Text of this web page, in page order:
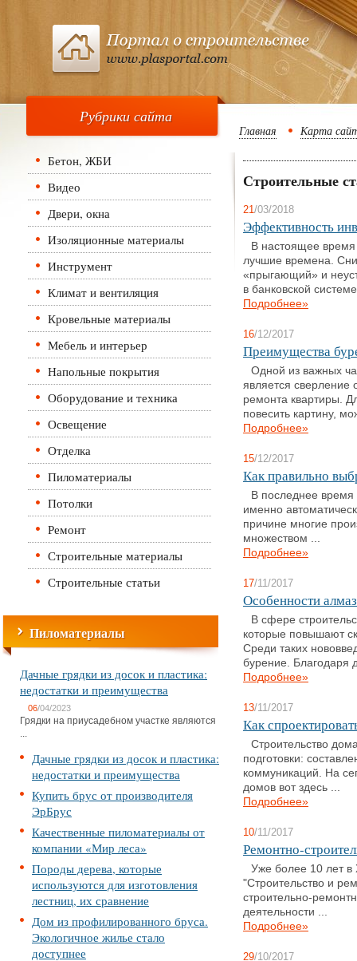
Рубрики сайта
Бетон, ЖБИ
Видео
Двери, окна
Изоляционные материалы
Инструмент
Климат и вентиляция
Кровельные материалы
Мебель и интерьер
Напольные покрытия
Оборудование и техника
Освещение
Отделка
Пиломатериалы
Потолки
Ремонт
Строительные материалы
Строительные статьи
Пиломатериалы
Дачные грядки из досок и пластика:
недостатки и преимущества
06/04/2023
Грядки на приусадебном участке являются
...
Дачные грядки из досок и пластика:
недостатки и преимущества
Купить брус от производителя
ЭрБрус
Качественные пиломатериалы от
компании «Мир леса»
Породы дерева, которые
используются для изготовления
лестниц, их сравнение
Дом из профилированного бруса.
Экологичное жилье стало
доступнее
Главная Карта
Строительные
21/03/2018
Эффективность
В настоящее
лучшие времена.
«прыгающий» и
в банковской
Подробнее»
16/12/2017
Преимущества
Одной из важных
является сверление
ремонта квартиры.
повесить картину,
Подробнее»
15/12/2017
Как правильно
В последнее время
именно
причине многие
множеством ...
Подробнее»
17/11/2017
Особенности
В сфере
которые повышают
Среди таких
бурение. Благодаря
Подробнее»
13/11/2017
Как
Строительство
подготовки:
коммуникаций. На
домов вот здесь ...
Подробнее»
10/11/2017
Ремонтно-
Уже более 10 лет в
"Строительство и
строительно-
деятельности ...
Подробнее»
29/10/2017